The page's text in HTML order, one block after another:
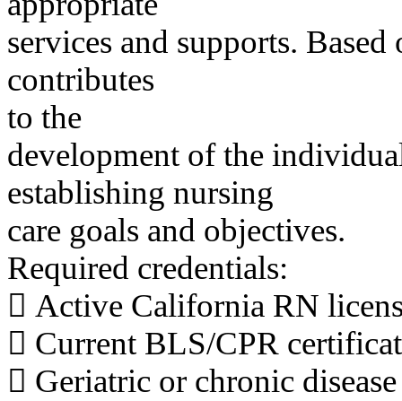
services and supports. Based
contributes
to the
development of the
establishing nursing
care goals and objectives.
Required credentials:
 Active California RN
 Current BLS/CPR
 Geriatric or chronic